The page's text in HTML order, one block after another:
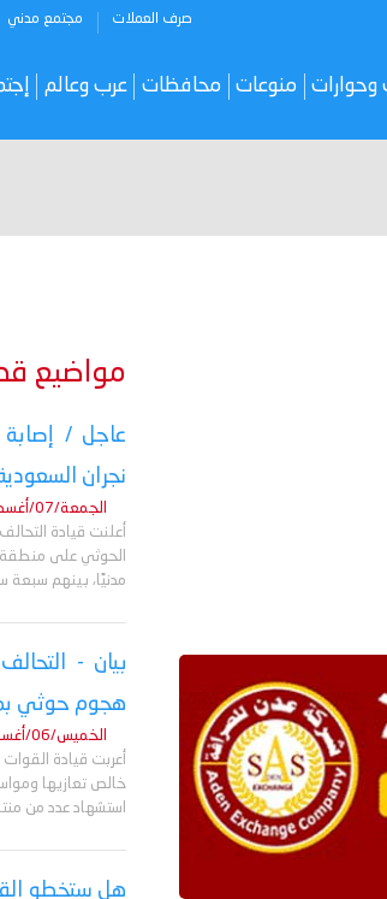
صرف العملات مجتمع مدني
وحوارات منوعات محافظات عرب وعالم
مواضيع
نجران
الجمعة/07/أغسطس/2026 - 12:38 ص
أعلنت قيادة
مدنيًا، بينهم
بيان -
هجوم حوثي
الخميس/06/أغسطس/2026 - 11:51 م
أعربت قيادة
خالص تعازيها
استشهاد عدد من
هل ستخطو